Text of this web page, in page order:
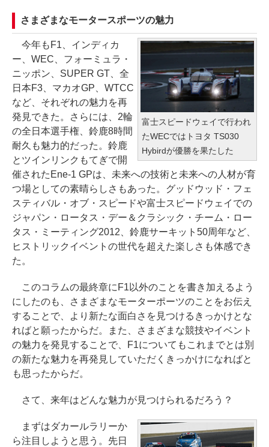
さまざまなモータースポーツの魅力
富士スピードウェイで行われ
たWECではトヨタ TS030
Hybirdが優勝を果たした
今年もF1、インディカ
ー、WEC、フォーミュラ・
ニッポン、SUPER GT、全
日本F3、マカオGP、WTCC
など、それぞれの魅力を再
発見できた。さらには、2輪
の全日本選手権、鈴鹿8時間
耐久も魅力的だった。鈴鹿
とツインリンクもてぎで開
催されたEne-1 GPは、未来への技術と未来への人材が育
つ場としての素晴らしさもあった。グッドウッド・フェ
スティバル・オブ・スピードや富士スピードウェイでの
ジャパン・ロータス・デー＆クラシック・チーム・ロー
タス・ミーティング2012、鈴鹿サーキット50周年など、
ヒストリックイベントの世代を超えた楽しさも体感でき
た。
このコラムの最終章にF1以外のことを書き加えるよう
にしたのも、さまざまなモーターポーツのことをお伝え
することで、より新たな面白さを見つけるきっかけとな
ればと願ったからだ。また、さまざまな競技やイベント
の魅力を発見することで、F1についてもこれまでとは別
の新たな魅力を再発見していただくきっかけになればと
も思ったからだ。
さて、来年はどんな魅力が見つけられるだろう？
まずはダカールラリーか
ら注目しようと思う。先日